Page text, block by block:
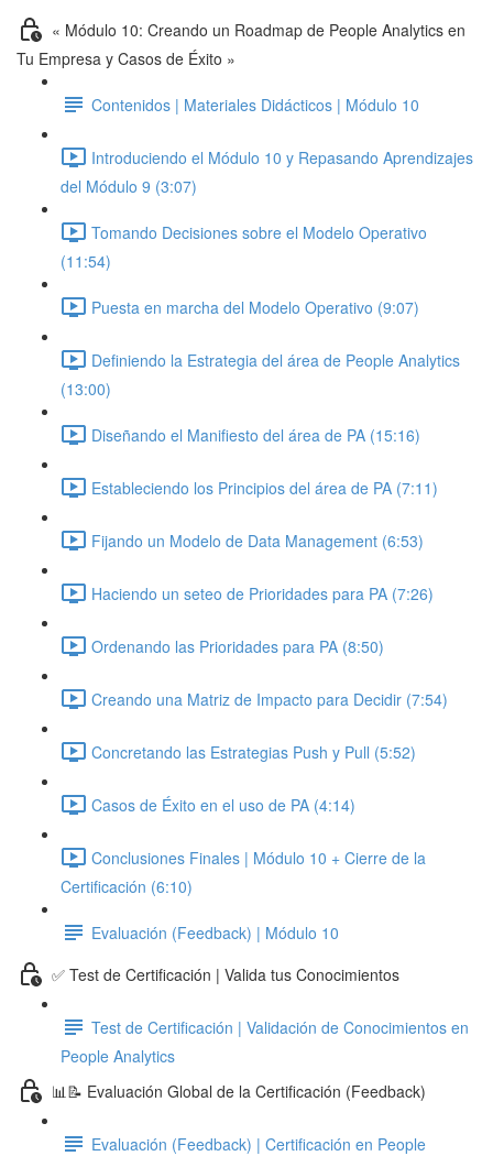
« Módulo 10: Creando un Roadmap de People Analytics en
Tu Empresa y Casos de Éxito »
Contenidos | Materiales Didácticos | Módulo 10
Introduciendo el Módulo 10 y Repasando Aprendizajes
del Módulo 9 (3:07)
Tomando Decisiones sobre el Modelo Operativo
(11:54)
Puesta en marcha del Modelo Operativo (9:07)
Definiendo la Estrategia del área de People Analytics
(13:00)
Diseñando el Manifiesto del área de PA (15:16)
Estableciendo los Principios del área de PA (7:11)
Fijando un Modelo de Data Management (6:53)
Haciendo un seteo de Prioridades para PA (7:26)
Ordenando las Prioridades para PA (8:50)
Creando una Matriz de Impacto para Decidir (7:54)
Concretando las Estrategias Push y Pull (5:52)
Casos de Éxito en el uso de PA (4:14)
Conclusiones Finales | Módulo 10 + Cierre de la
Certificación (6:10)
Evaluación (Feedback) | Módulo 10
✅ Test de Certificación | Valida tus Conocimientos
Test de Certificación | Validación de Conocimientos en
People Analytics
📊📝 Evaluación Global de la Certificación (Feedback)
Evaluación (Feedback) | Certificación en People